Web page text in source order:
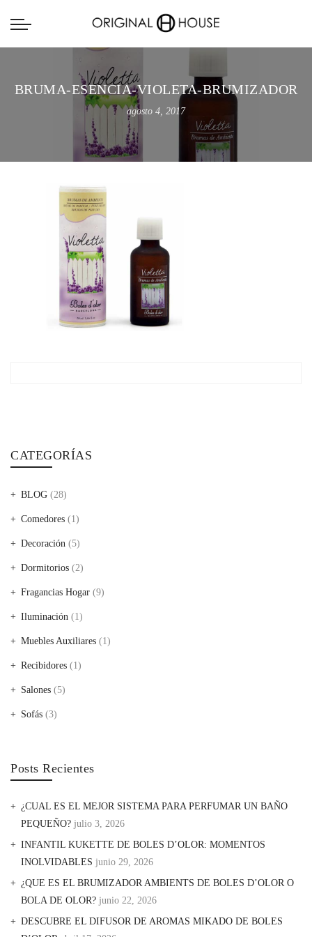
BRUMA-ESENCIA-VIOLETA-BRUMIZADOR
agosto 4, 2017
CATEGORÍAS
BLOG (28)
Comedores (1)
Decoración (5)
Dormitorios (2)
Fragancias Hogar (9)
Iluminación (1)
Muebles Auxiliares (1)
Recibidores (1)
Salones (5)
Sofás (3)
Posts Recientes
¿CUAL ES EL MEJOR SISTEMA PARA PERFUMAR UN BAÑO
PEQUEÑO? julio 3, 2026
INFANTIL KUKETTE DE BOLES D’OLOR: MOMENTOS
INOLVIDABLES junio 29, 2026
¿QUE ES EL BRUMIZADOR AMBIENTS DE BOLES D’OLOR O
BOLA DE OLOR? junio 22, 2026
DESCUBRE EL DIFUSOR DE AROMAS MIKADO DE BOLES